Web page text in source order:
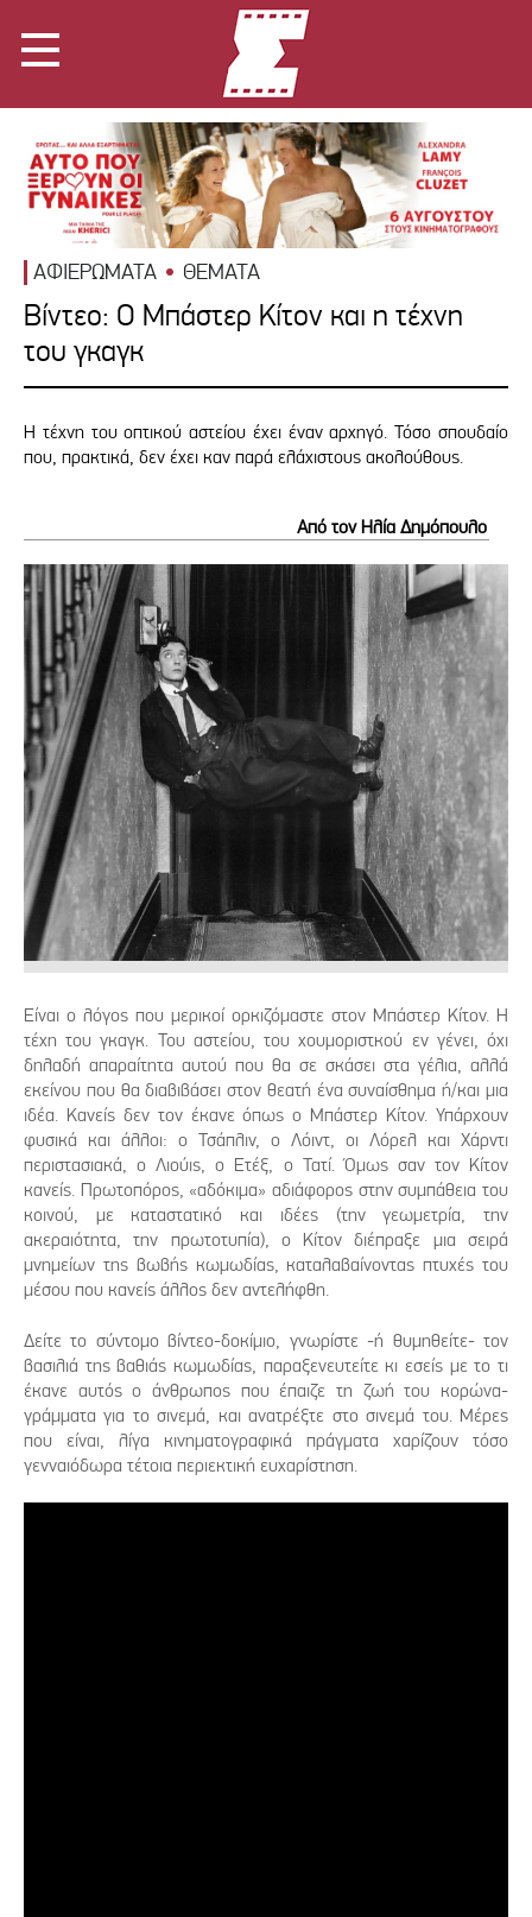
ΑΦΙΕΡΩΜΑΤΑ ΘΕΜΑΤΑ
Βίντεο: Ο Μπάστερ Κίτον και η τέχνη
του γκαγκ
Η τέχνη του οπτικού αστείου έχει έναν αρχηγό. Τόσο σπουδαίο
που, πρακτικά, δεν έχει καν παρά ελάχιστους ακολούθους.
Από τον Ηλία Δημόπουλο
Είναι ο λόγος που μερικοί ορκιζόμαστε στον Μπάστερ Κίτον. Η
τέχη του γκαγκ. Του αστείου, του χουμοριστκού εν γένει, όχι
δηλαδή απαραίτητα αυτού που θα σε σκάσει στα γέλια, αλλά
εκείνου που θα διαβιβάσει στον θεατή ένα συναίσθημα ή/και μια
ιδέα. Κανείς δεν τον έκανε όπως ο Μπάστερ Κίτον. Υπάρχουν
φυσικά και άλλοι: ο Τσάπλιν, ο Λόιντ, οι Λόρελ και Χάρντι
περιστασιακά, ο Λιούις, ο Ετέξ, ο Τατί. Όμως σαν τον Κίτον
κανείς. Πρωτοπόρος, «αδόκιμα» αδιάφορος στην συμπάθεια του
κοινού, με καταστατικό και ιδέες (την γεωμετρία, την
ακεραιότητα, την πρωτοτυπία), ο Κίτον διέπραξε μια σειρά
μνημείων της βωβής κωμωδίας, καταλαβαίνοντας πτυχές του
μέσου που κανείς άλλος δεν αντελήφθη.
Δείτε το σύντομο βίντεο-δοκίμιο, γνωρίστε -ή θυμηθείτε- τον
βασιλιά της βαθιάς κωμωδίας, παραξενευτείτε κι εσείς με το τι
έκανε αυτός ο άνθρωπος που έπαιζε τη ζωή του κορώνα-
γράμματα για το σινεμά, και ανατρέξτε στο σινεμά του. Μέρες
που είναι, λίγα κινηματογραφικά πράγματα χαρίζουν τόσο
γενναιόδωρα τέτοια περιεκτική ευχαρίστηση.